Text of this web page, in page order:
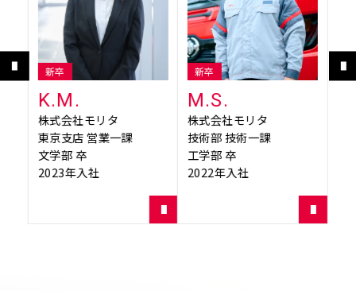
新卒
K.M.
株式会社モリタ
東京支店 営業一課
文学部 卒
2023年入社
新卒
M.S.
株式会社モリタ
技術部 技術一課
工学部 卒
2022年入社